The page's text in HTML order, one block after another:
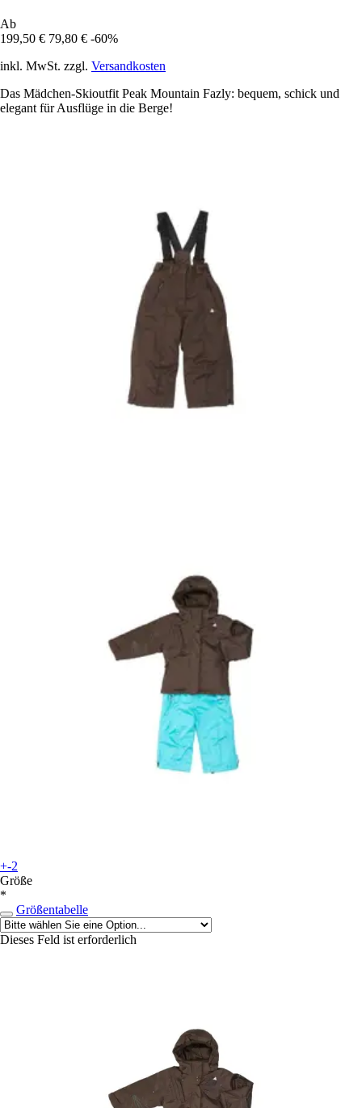
Ab
199,50 € 79,80 € -60%
inkl. MwSt. zzgl. Versandkosten
Das Mädchen-Skioutfit Peak Mountain Fazly: bequem, schick und
elegant für Ausflüge in die Berge!
+-2
Größe
*
Größentabelle
Dieses Feld ist erforderlich